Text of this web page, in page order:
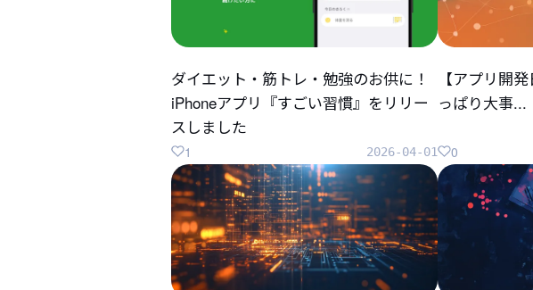
ダイエット・筋トレ・勉強のお供に！
iPhoneアプリ『すごい習慣』をリリー
スしました
2026-04-01
1
【アプリ開
っぱり大事...
0